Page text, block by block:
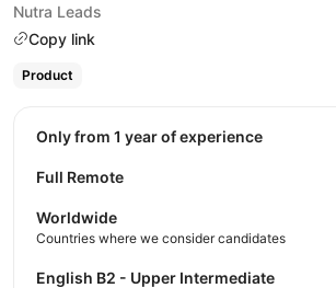
Nutra Leads
Copy link
Product
Only from 1 year of experience
Full Remote
Worldwide
Countries where we consider candidates
English B2 - Upper Intermediate